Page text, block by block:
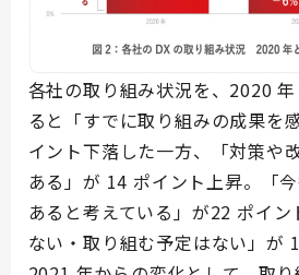
各社の取り組み状況を、2020
ると「すでに取り組みの成果を
イント下落した一方、「対策や
ある」が 14 ポイント上昇。「
あると考えている」が22 ポイ
ない・取り組む予定はない」が